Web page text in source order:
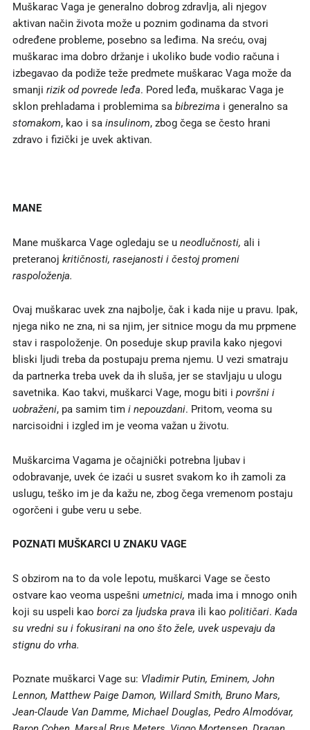
Muškarac Vaga je generalno dobrog zdravlja, ali njegov
aktivan način života može u poznim godinama da stvori
određene probleme, posebno sa leđima. Na sreću, ovaj
muškarac ima dobro držanje i ukoliko bude vodio računa i
izbegavao da podiže teže predmete muškarac Vaga može da
smanji rizik od povrede leđa. Pored leđa, muškarac Vaga je
sklon prehladama i problemima sa bibrezima i generalno sa
stomakom, kao i sainsulinom, zbog čega se često hrani
zdravo i fizički je uvek aktivan.
MANE
Mane muškarca Vage ogledaju se u neodlučnosti, ali i
preteranoj kritičnosti, rasejanosti i čestoj promeni
raspoloženja.
Ovaj muškarac uvek zna najbolje, čak i kada nije u pravu. Ipak,
njega niko ne zna, ni sa njim, jer sitnice mogu da mu prpmene
stav i raspoloženje. On poseduje skup pravila kako njegovi
bliski ljudi treba da postupaju prema njemu. U vezi smatraju
da partnerka treba uvek da ih sluša, jer se stavljaju u ulogu
savetnika. Kao takvi, muškarci Vage, mogu biti i površni i
uobraženi, pa samim tim i nepouzdani. Pritom, veoma su
narcisoidni i izgled im je veoma važan u životu.
Muškarcima Vagama je očajnički potrebna ljubav i
odobravanje, uvek će izaći u susret svakom ko ih zamoli za
uslugu, teško im je da kažu ne, zbog čega vremenom postaju
ogorčeni i gube veru u sebe.
POZNATI MUŠKARCI U ZNAKU VAGE
S obzirom na to da vole lepotu, muškarci Vage se često
ostvare kao veoma uspešni umetnici, mada ima i mnogo onih
koji su uspeli kao borci za ljudska prava ili kao političari. Kada
su vredni su i fokusirani na ono što žele, uvekuspevaju da
stignu do vrha.
Poznate muškarci Vage su: Vladimir Putin, Eminem, John
Lennon, Matthew Paige Damon, Willard Smith, Bruno Mars,
Jean-Claude Van Damme, Michael Douglas, Pedro Almodóvar,